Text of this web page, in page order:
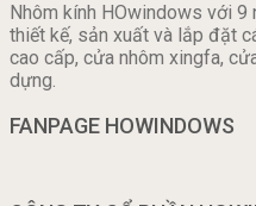
Nhôm kính HOwindows với
thiết kế, sản xuất và lắp đặt
cao cấp, cửa nhôm xingfa,
dựng.
FANPAGE HOWINDOWS